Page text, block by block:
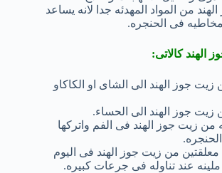
من المواد المهدئه جدا لانه يساعد
فى الحنجره.
الهند كالاتى:
جوز الهند الى الشاى او الكاكاو
جوز الهند الى الحساء.
زيت جوز الهند فى الفم واتركها
من زيت جوز الهند فى اليوم
عند تناوله فى جرعات كبيره.